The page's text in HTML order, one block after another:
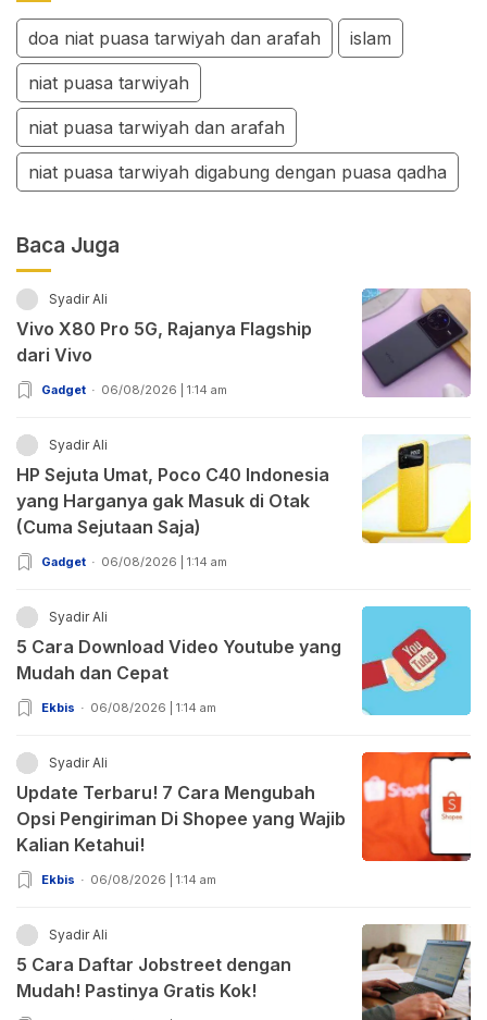
doa niat puasa tarwiyah dan arafah islam
niat puasa tarwiyah
niat puasa tarwiyah dan arafah
niat puasa tarwiyah digabung dengan puasa qadha
Baca Juga
Syadir Ali
Vivo X80 Pro 5G, Rajanya Flagship
dari Vivo
Gadget 06/08/2026 | 1:14 am
Syadir Ali
HP Sejuta Umat, Poco C40 Indonesia
yang Harganya gak Masuk di Otak
(Cuma Sejutaan Saja)
Gadget 06/08/2026 | 1:14 am
Syadir Ali
5 Cara Download Video Youtube yang
Mudah dan Cepat
Ekbis 06/08/2026 | 1:14 am
Syadir Ali
Update Terbaru! 7 Cara Mengubah
Opsi Pengiriman Di Shopee yang Wajib
Kalian Ketahui!
Ekbis 06/08/2026 | 1:14 am
Syadir Ali
5 Cara Daftar Jobstreet dengan
Mudah! Pastinya Gratis Kok!